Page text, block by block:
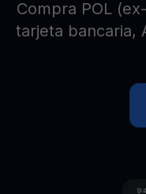
Compra POL
tarjeta bancaria,